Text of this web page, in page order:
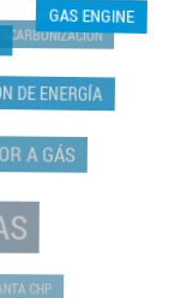
GAS ENGINE
DE ENERGÍA
A GÁS
CHP